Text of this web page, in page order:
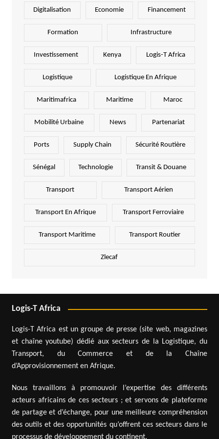
Digitalisation Economie Financement
Formation Infrastructure
Investissement Kenya Logis-T Africa
Logistique Logistique En Afrique
Maritimafrica Maritime Maroc
Mobilité Urbaine News Partenariat
Ports Supply Chain Sécurité Routière
Sénégal Technologie Transit & Douane
Transport Transport Aérien
Transport En Afrique Transport Ferroviaire
Transport Maritime Transport Routier
Zlecaf
Logis-T Africa
Logis-T Africa est un groupe de presse (site web, magazines
et chaîne youtube) dédié aux secteurs de la Logistique, du
Transport, du Commerce et de la Chaîne
d’Approvisionnement en Afrique.
Nous travaillons à promouvoir l’expertise des différents
acteurs africains de ces secteurs ; et servons de plateforme
de partage et d’échange, pour une meilleure compréhension
des outils et des opportunités qu’offrent ces secteurs dans le
processus de développement du continent.